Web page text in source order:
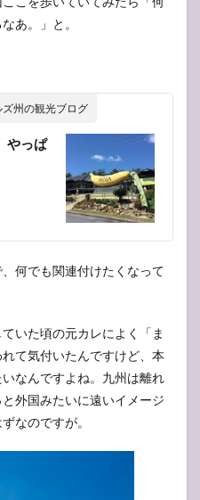
あ。」と。
州の観光ブログ
やっぱ
何でも関連付けたくなって
いた頃の元カレによく「ま
て気付いたんですけど、本
なんですよね。九州は離れ
外国みたいに遠いイメージ
なのですが。